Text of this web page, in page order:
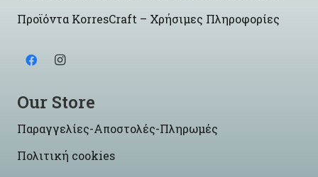
Προϊόντα KorresCraft – Χρήσιμες Πληροφορίες
Our Store
Παραγγελίες-Αποστολές-Πληρωμές
Πολιτική cookies